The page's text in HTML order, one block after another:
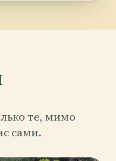
те, мимо
сами.